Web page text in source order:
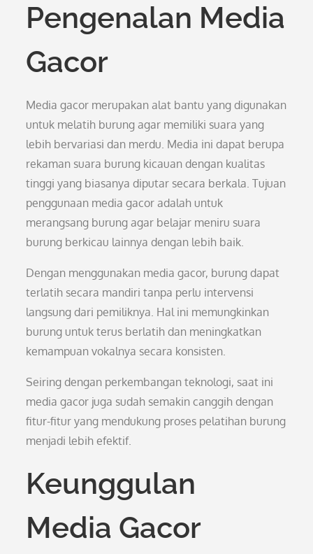
Pengenalan Media
Gacor
Media gacor merupakan alat bantu yang digunakan
untuk melatih burung agar memiliki suara yang
lebih bervariasi dan merdu. Media ini dapat berupa
rekaman suara burung kicauan dengan kualitas
tinggi yang biasanya diputar secara berkala. Tujuan
penggunaan media gacor adalah untuk
merangsang burung agar belajar meniru suara
burung berkicau lainnya dengan lebih baik.
Dengan menggunakan media gacor, burung dapat
terlatih secara mandiri tanpa perlu intervensi
langsung dari pemiliknya. Hal ini memungkinkan
burung untuk terus berlatih dan meningkatkan
kemampuan vokalnya secara konsisten.
Seiring dengan perkembangan teknologi, saat ini
media gacor juga sudah semakin canggih dengan
fitur-fitur yang mendukung proses pelatihan burung
menjadi lebih efektif.
Keunggulan
Media Gacor